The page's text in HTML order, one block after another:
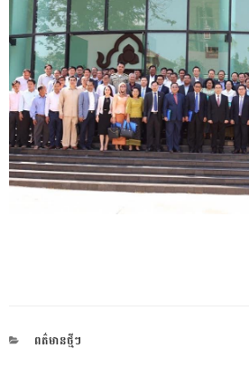
CATEGORIES
ពត៌មានថ្មីៗ